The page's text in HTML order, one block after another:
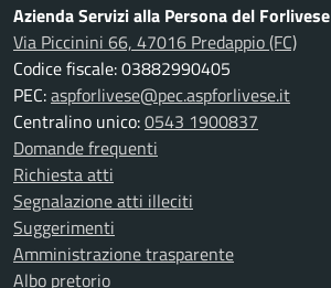
Azienda Servizi alla Persona del Forlivese
Via Piccinini 66, 47016 Predappio (FC)
Codice fiscale: 03882990405
PEC:aspforlivese@pec.aspforlivese.it
Centralino unico:0543 1900837
Domande frequenti
Richiesta atti
Segnalazione atti illeciti
Suggerimenti
Amministrazione trasparente
Albo pretorio